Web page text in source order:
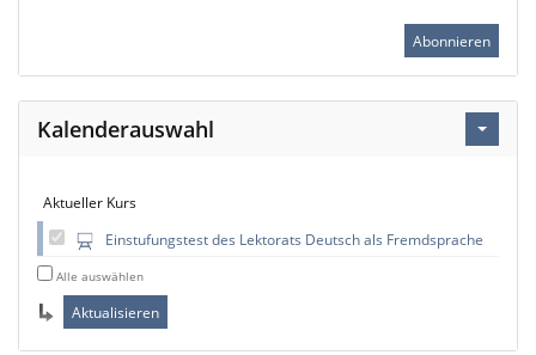
Abonnieren
Kalenderauswahl
Aktueller Kurs
Einstufungstest des Lektorats Deutsch als Fremdsprache
Alle auswählen